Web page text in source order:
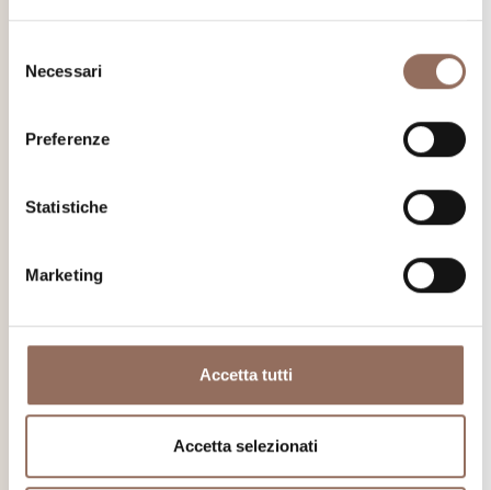
delNecessari
Preferenze
Statistiche
Marketing
Accetta tutti
Accetta selezionati